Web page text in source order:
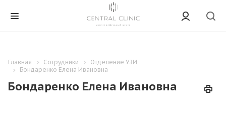
Главная Сотрудники
Отделение УЗИ
Бондаренко Елена Ивановна
Бондаренко Елена Ивановна